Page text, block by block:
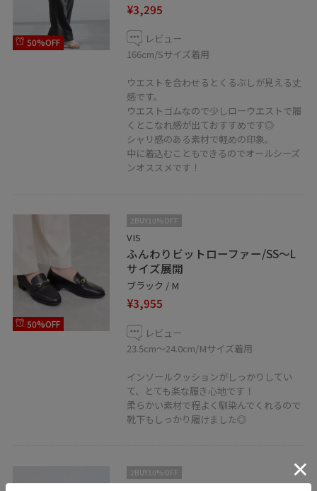
50%OFF
¥3,295
レビュー
166cm/Sサイズ着用
ウエストを合わせるとくるぶしが見える丈
感です。
ウエストゴムなので少しローウエストで履
くとこなれ感が出ておすすめです◎
シャリ感のある素材で軽めの印象。
中に着込むこともできるのでオールシーズ
ンオススメです！
50%OFF
2BUY10%OFF
VIS
ふんわりビットローファー/SS〜L
サイズ展開
ブラック / M
¥3,955
レビュー
23.5cm〜24.0cm/Mサイズ着用
インソールクッションがしっかりしてい
て、とても楽な履き心地です！
柔らかい素材で程よく馴染んでくれるので
靴下もしっかり履けました◎
2BUY10%OFF